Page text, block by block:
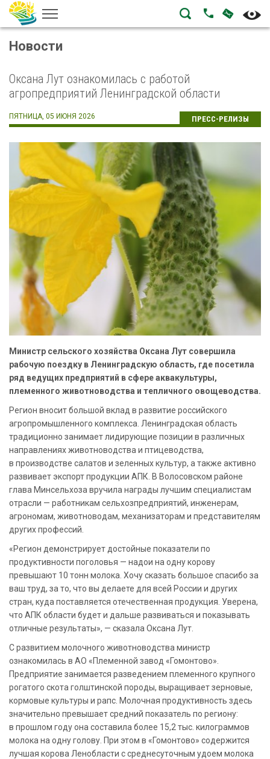
ПОЗВОНИТЬ
Новости
Оксана Лут ознакомилась с работой
агропредприятий Ленинградской области
ПРЕСС-РЕЛИЗЫ
ПЯТНИЦА, 05 ИЮНЯ 2026
Министр сельского хозяйства Оксана Лут совершила
рабочую поездку в Ленинградскую область, где посетила
ряд ведущих предприятий в сфере аквакультуры,
племенного животноводства и тепличного овощеводства.
Регион вносит большой вклад в развитие российского
агропромышленного комплекса. Ленинградская область
традиционно занимает лидирующие позиции в различных
направлениях животноводства и птицеводства,
в производстве салатов и зеленных культур, а также активно
развивает экспорт продукции АПК. В Волосовском районе
глава Минсельхоза вручила награды лучшим специалистам
отрасли — работникам сельхозпредприятий, инженерам,
агрономам, животноводам, механизаторам и представителям
других профессий.
«Регион демонстрирует достойные показатели по
продуктивности поголовья — надои на одну корову
превышают 10 тонн молока. Хочу сказать большое спасибо за
ваш труд, за то, что вы делаете для всей России и других
стран, куда поставляется отечественная продукция. Уверена,
что АПК области будет и дальше развиваться и показывать
отличные результаты», — сказала Оксана Лут.
С развитием молочного животноводства министр
ознакомилась в АО «Племенной завод «Гомонтово».
Предприятие занимается разведением племенного крупного
рогатого скота голштинской породы, выращивает зерновые,
кормовые культуры и рапс. Молочная продуктивность здесь
значительно превышает средний показатель по региону:
в прошлом году она составила более 15,2 тыс. килограммов
молока на одну голову. При этом в «Гомонтово» содержится
лучшая корова Ленобласти с среднесуточным удоем молока